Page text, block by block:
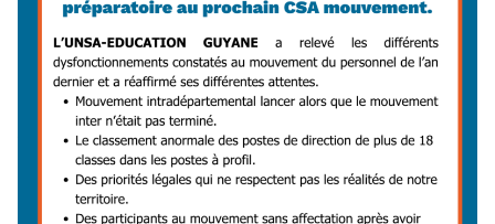
Compte rendu – mercredi 04 mars 2026 Groupe
de travail CSA « barème 1er et 2nd degré »
préparatoire au prochain CSA mouvement.
5 mars 2026-GUYANE
Ce mercredi 04 mars 2026 s’est tenu un groupe de travail
CSA « barème 1er et 2nd degré » préparatoire au prochain
CSA mouvement. L’UNSA-EDUCATION…